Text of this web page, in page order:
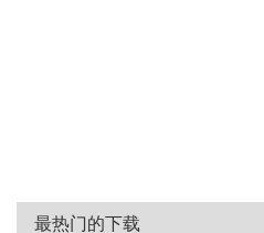
最热门的下载